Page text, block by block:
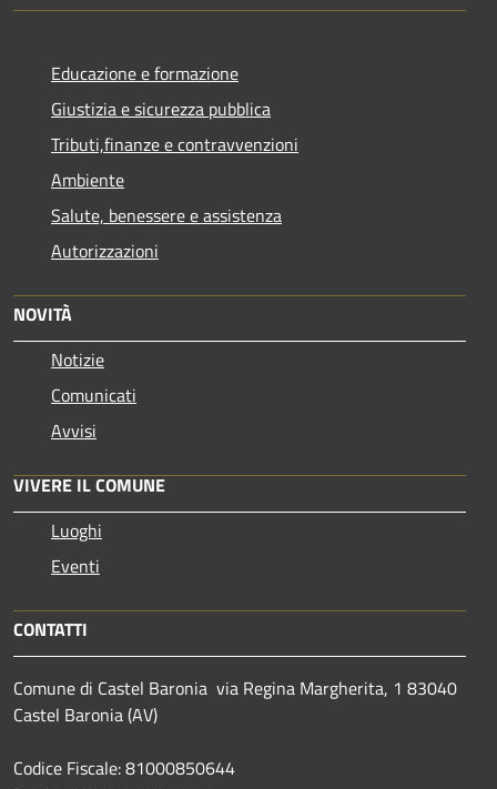
Educazione e formazione
Giustizia e sicurezza pubblica
Tributi,finanze e contravvenzioni
Ambiente
Salute, benessere e assistenza
Autorizzazioni
NOVITÀ
Notizie
Comunicati
Avvisi
VIVERE IL COMUNE
Luoghi
Eventi
CONTATTI
Comune di Castel Baronia via Regina Margherita, 1 83040
Castel Baronia (AV)
Codice Fiscale: 81000850644